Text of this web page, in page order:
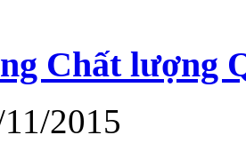
Chất lượng
2015